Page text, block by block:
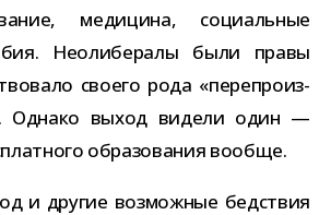
меди­цина, соци­аль­ные
Неолибералы были правы
сво­его рода «пере­про­из­
Однако выход видели один —
обра­зо­ва­ния вообще.
и дру­гие воз­мож­ные бед­ствия